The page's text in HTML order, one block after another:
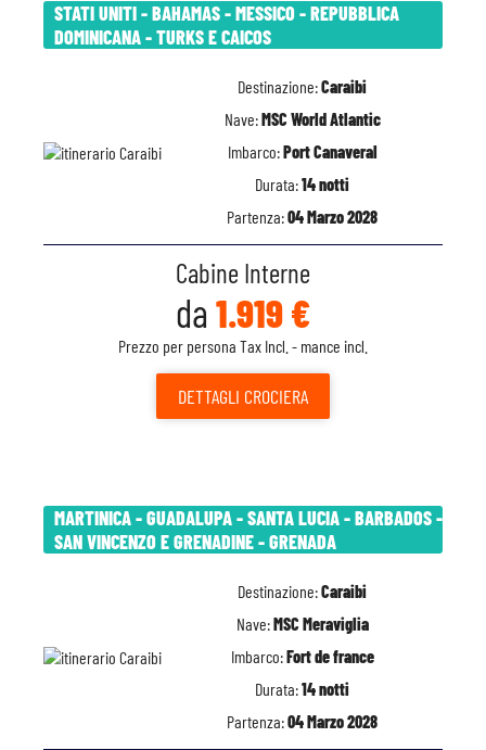
STATI UNITI - BAHAMAS - MESSICO - REPUBBLICA
DOMINICANA - TURKS E CAICOS
Destinazione:Caraibi
Nave:MSC World Atlantic
Imbarco:Port Canaveral
Durata:14 notti
Partenza:04 Marzo 2028
Cabine Interne
da 1.919 €
Prezzo per persona Tax Incl. - mance incl.
DETTAGLI CROCIERA
MARTINICA - GUADALUPA - SANTA LUCIA - BARBADOS -
SAN VINCENZO E GRENADINE - GRENADA
Destinazione:Caraibi
Nave:MSC Meraviglia
Imbarco:Fort de france
Durata:14 notti
Partenza:04 Marzo 2028